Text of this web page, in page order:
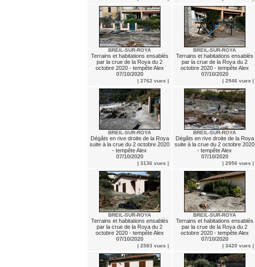
BREIL-SUR-ROYA
Terrains et habitations ensablés
par la crue de la Roya du 2
octobre 2020 - tempête Alex
07/10/2020
| 2762 vues |
BREIL-SUR-ROYA
Terrains et habitations ensablés
par la crue de la Roya du 2
octobre 2020 - tempête Alex
07/10/2020
| 2946 vues |
BREIL-SUR-ROYA
Dégâts en rive droite de la Roya
suite à la crue du 2 octobre 2020
- tempête Alex
07/10/2020
| 3136 vues |
BREIL-SUR-ROYA
Dégâts en rive droite de la Roya
suite à la crue du 2 octobre 2020
- tempête Alex
07/10/2020
| 2956 vues |
BREIL-SUR-ROYA
Terrains et habitations ensablés
par la crue de la Roya du 2
octobre 2020 - tempête Alex
07/10/2020
| 2583 vues |
BREIL-SUR-ROYA
Terrains et habitations ensablés
par la crue de la Roya du 2
octobre 2020 - tempête Alex
07/10/2020
| 3420 vues |